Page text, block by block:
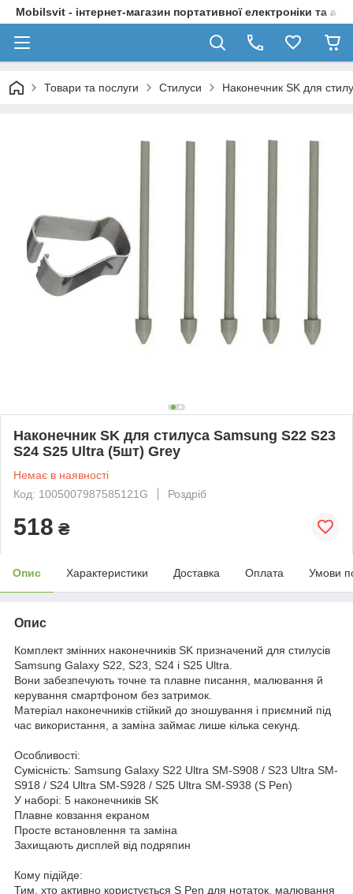
Mobilsvit - інтернет-магазин портативної електроніки та
Товари та послуги Стилуси Наконечник SK для
Наконечник SK для стилуса Samsung S22 S23
S24 S25 Ultra (5шт) Grey
Немає в наявності
Код: 1005007987585121G
Роздріб
518 ₴
Опис Характеристики Доставка Оплата Умови
Опис
Комплект змінних наконечників SK призначений для стилусів
Samsung Galaxy S22, S23, S24 і S25 Ultra.
Вони забезпечують точне та плавне писання, малювання й
керування смартфоном без затримок.
Матеріал наконечників стійкий до зношування і приємний під
час використання, а заміна займає лише кілька секунд.
Особливості:
Сумісність: Samsung Galaxy S22 Ultra SM-S908 / S23 Ultra SM-
S918 / S24 Ultra SM-S928 / S25 Ultra SM-S938 (S Pen)
У наборі: 5 наконечників SK
Плавне ковзання екраном
Просте встановлення та заміна
Захищають дисплей від подряпин
Кому підійде:
Тим, хто активно користується S Pen для нотаток, малювання